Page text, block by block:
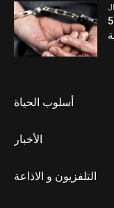
5 سنوات سجنا لصانع محتوى بسبب انتهاك
أسلوب الحياة
الأخبار
التلفزيون و الاذاعة